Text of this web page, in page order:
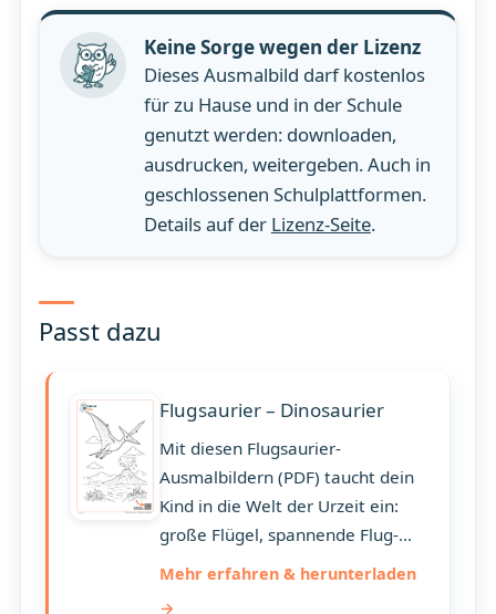
Keine Sorge wegen der Lizenz
Dieses Ausmalbild darf kostenlos
für zu Hause und in der Schule
genutzt werden: downloaden,
ausdrucken, weitergeben. Auch in
geschlossenen Schulplattformen.
Details auf der Lizenz-Seite.
Passt dazu
Flugsaurier – Dinosaurier
Mit diesen Flugsaurier-
Ausmalbildern (PDF) taucht dein
Kind in die Welt der Urzeit ein:
große Flügel, spannende Flug-...
Mehr erfahren & herunterladen